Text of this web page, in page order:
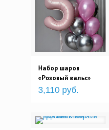
Набор шаров
«Розовый вальс»
3,110 руб.